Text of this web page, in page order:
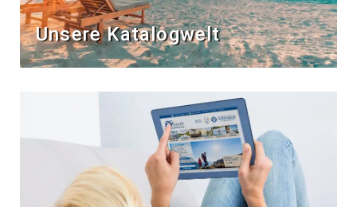
Unsere Katalogwelt